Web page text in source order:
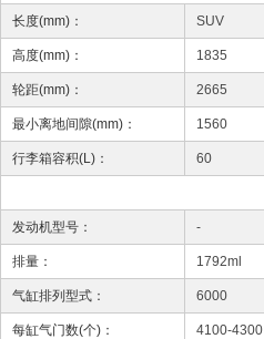
长度(mm)： SUV
高度(mm)： 1835
轮距(mm)： 2665
最小离地间隙(mm)： 1560
行李箱容积(L)： 60
发动机型号： -
排量： 1792ml
气缸排列型式： 6000
每缸气门数(个)： 4100-4300